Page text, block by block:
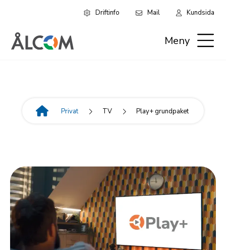
till
huvudinnehåll
Driftinfo Mail Kundsida
Meny
Privat TV Play+ grundpaket